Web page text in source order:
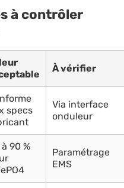
à contrôler
À vérifier
specs
Via interface
onduleur
90 %
Paramétrage
EMS